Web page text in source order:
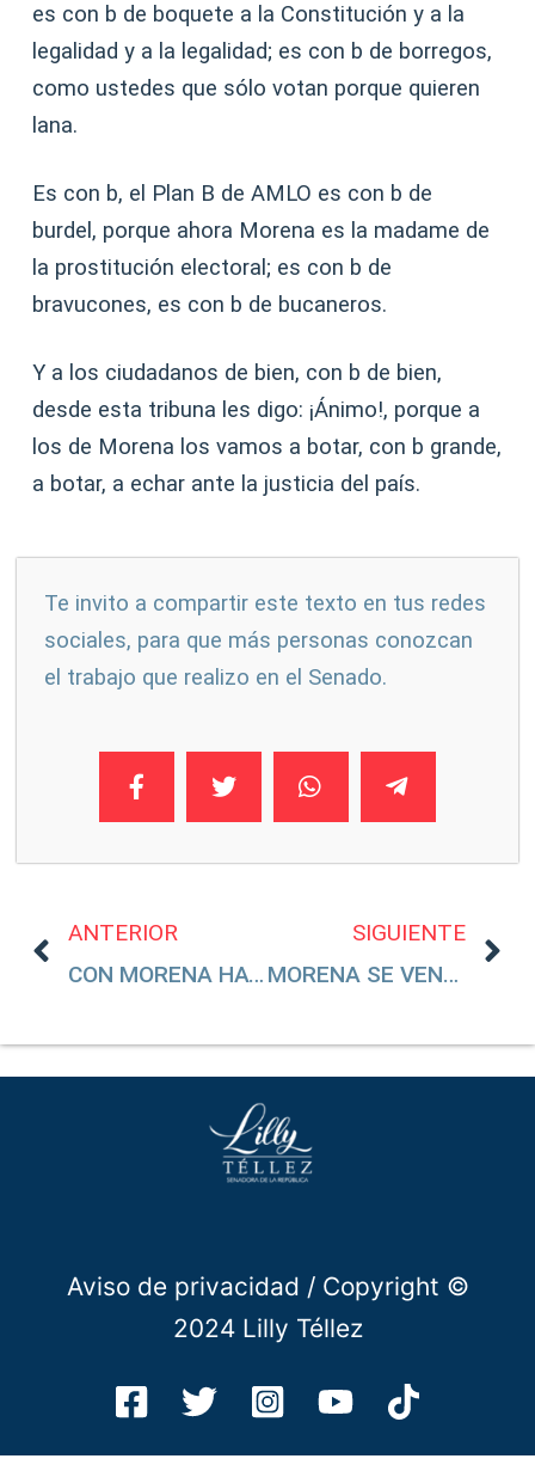
es con b de boquete a la Constitución y a la
legalidad y a la legalidad; es con b de borregos,
como ustedes que sólo votan porque quieren
lana.
Es con b, el Plan B de AMLO es con b de
burdel, porque ahora Morena es la madame de
la prostitución electoral; es con b de
bravucones, es con b de bucaneros.
Y a los ciudadanos de bien, con b de bien,
desde esta tribuna les digo: ¡Ánimo!, porque a
los de Morena los vamos a botar, con b grande,
a botar, a echar ante la justicia del país.
Te invito a compartir este texto en tus redes
sociales, para que más personas conozcan
el trabajo que realizo en el Senado.
ANTERIOR
CON MORENA HAY MÁS ENFERMEDADES Y MUERTE EN MÉXICO
SIGUIENTE
MORENA SE VENDIÓ CONTRA EL INE
Aviso de privacidad / Copyright ©
2024 Lilly Téllez